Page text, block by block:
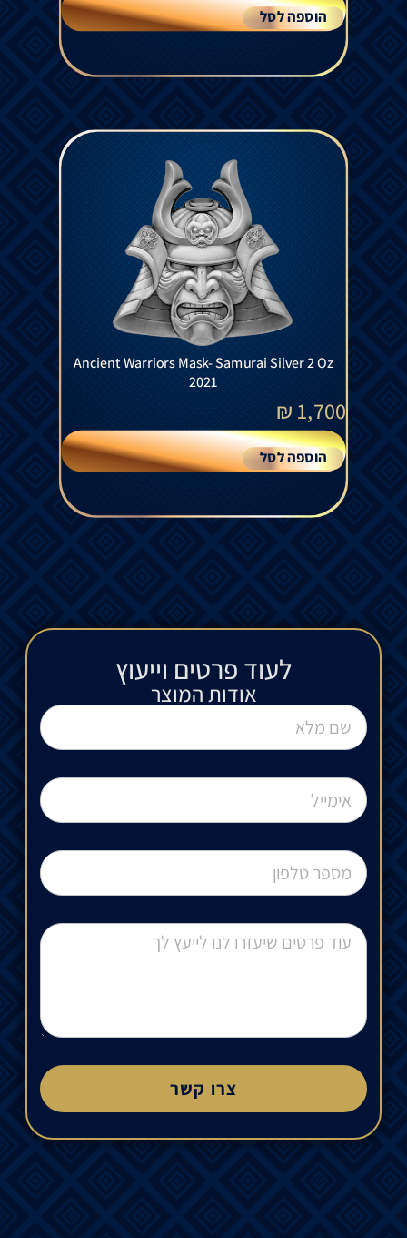
הוספה לסל
Ancient Warriors Mask- Samurai Silver 2 Oz
2021
1,700
₪
הוספה לסל
לעוד פרטים וייעוץ​
אודות המוצר
צרו קשר